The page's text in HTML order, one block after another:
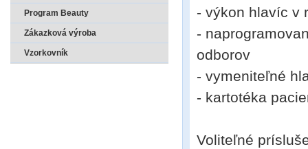
- výkon hlavíc v
-
odborov
- vymeniteľné
- kartotéka
Voliteľné
Program Beauty
Zákazková výroba
Vzorkovník